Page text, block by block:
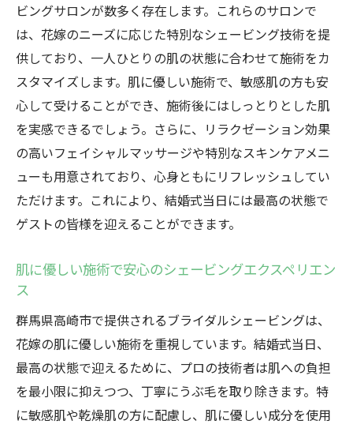
ビングサロンが数多く存在します。これらのサロンで
は、花嫁のニーズに応じた特別なシェービング技術を提
供しており、一人ひとりの肌の状態に合わせて施術をカ
スタマイズします。肌に優しい施術で、敏感肌の方も安
心して受けることができ、施術後にはしっとりとした肌
を実感できるでしょう。さらに、リラクゼーション効果
の高いフェイシャルマッサージや特別なスキンケアメニ
ューも用意されており、心身ともにリフレッシュしてい
ただけます。これにより、結婚式当日には最高の状態で
ゲストの皆様を迎えることができます。
肌に優しい施術で安心のシェービングエクスペリエン
ス
群馬県高崎市で提供されるブライダルシェービングは、
花嫁の肌に優しい施術を重視しています。結婚式当日、
最高の状態で迎えるために、プロの技術者は肌への負担
を最小限に抑えつつ、丁寧にうぶ毛を取り除きます。特
に敏感肌や乾燥肌の方に配慮し、肌に優しい成分を使用